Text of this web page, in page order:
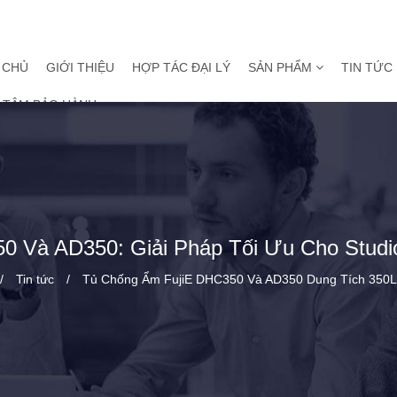
GIỚI THIỆU HỢP TÁC ĐẠI LÝ SẢN PHẨM TIN TỨC
BẢO HÀNH
Và AD350: Giải Pháp Tối Ưu Cho
Tin tức Tủ Chống Ẩm FujiE DHC350 Và AD350 Dung Tích